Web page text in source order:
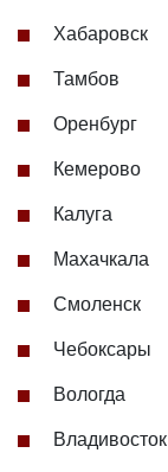
Хабаровск
Тамбов
Оренбург
Кемерово
Калуга
Махачкала
Смоленск
Чебоксары
Вологда
Владивосток